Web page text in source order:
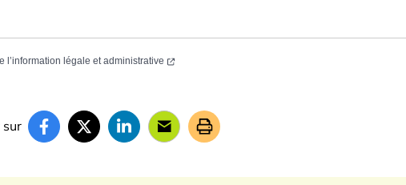
l’information légale et administrative